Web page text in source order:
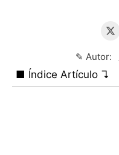
✎ Autor:
■ Índice Artículo ↴